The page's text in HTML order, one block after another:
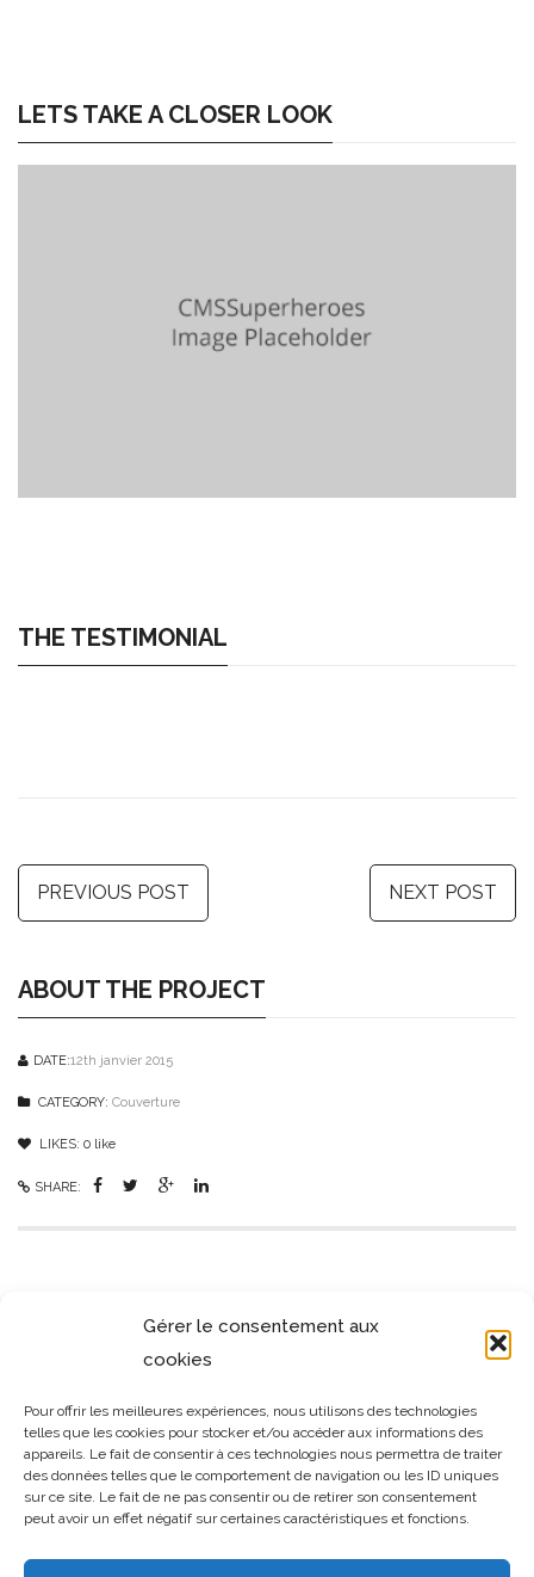
Gérer le consentement aux
cookies
Pour offrir les meilleures expériences, nous utilisons des technologies
telles que les cookies pour stocker et/ou accéder aux informations des
appareils. Le fait de consentir à ces technologies nous permettra de traiter
des données telles que le comportement de navigation ou les ID uniques
sur ce site. Le fait de ne pas consentir ou de retirer son consentement
peut avoir un effet négatif sur certaines caractéristiques et fonctions.
LETS TAKE A CLOSER LOOK
THE TESTIMONIAL
PREVIOUS POST NEXT POST
ABOUT THE PROJECT
DATE:12th janvier 2015
CATEGORY: Couverture
LIKES: 0 like
SHARE:
SIMILAR PROJECTS